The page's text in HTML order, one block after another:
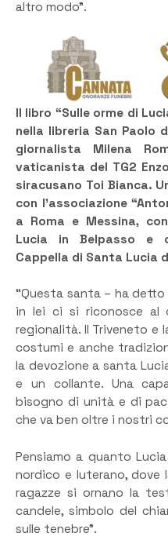
altro modo”.
Il libro “Sulle orme di
nella libreria San Paolo
giornalista Milena
vaticanista del TG2
siracusano Toi Bianca.
con l’associazione
a Roma e Messina,
Lucia in Belpasso e
Cappella di Santa Lucia
“Questa santa – ha detto
in lei ci si riconosce al
regionalità. Il Triveneto e
costumi e anche
la devozione a santa
e un collante. Una
bisogno di unità e di
che va ben oltre i nostri
Pensiamo a quanto
nordico e luterano, dove
ragazze si ornano la
candele, simbolo del
sulle tenebre”.